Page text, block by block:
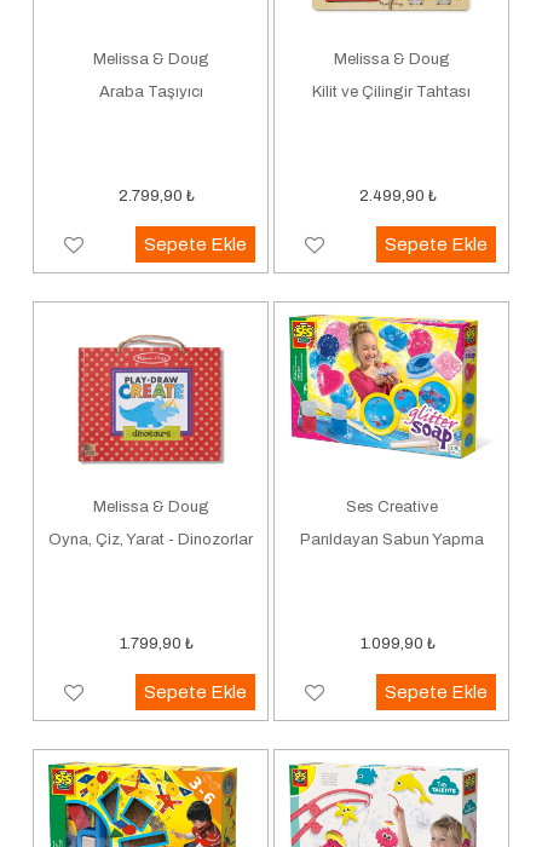
Melissa & Doug
Araba Taşıyıcı
2.799,90 ₺
Sepete Ekle
Melissa & Doug
Kilit ve Çilingir Tahtası
2.499,90 ₺
Sepete Ekle
Melissa & Doug
Oyna, Çiz, Yarat - Dinozorlar
1.799,90 ₺
Sepete Ekle
Ses Creative
Parıldayan Sabun Yapma
1.099,90 ₺
Sepete Ekle